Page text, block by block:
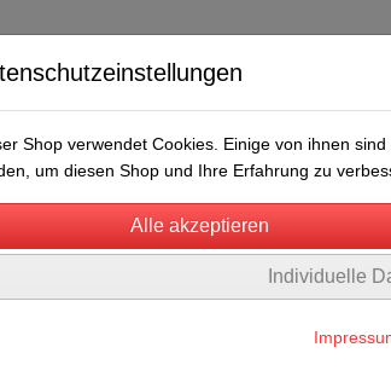
Über uns
Shop verwendet Cookies. Einige von ihnen
um diesen Shop und Ihre Erfahrung zu
Individuelle